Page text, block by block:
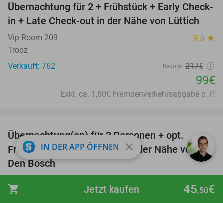
shopping_cart 45,50€
Jetzt kaufen
54%
Übernachtung für 2 + Frühstück + Early Check-
in + Late Check-out in der Nähe von Lüttich
Vip Room 209 9.5 star
Trooz
Verkauft: 762
Regulär 217€
99€
Exkl. ca. 1,80€ Fremdenverkehrsabgabe p. P.
29%
Übernachtung(en) für 2 Personen + opt.
Frühstück + Dinner + mehr in der Nähe von
Den Bosch
Sint-Michielsgestel
IN DER APP ÖFFNEN close